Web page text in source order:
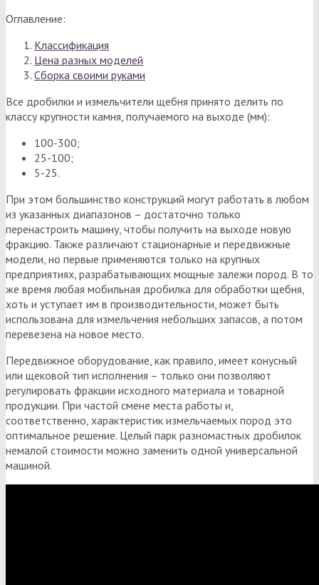
Оглавление:
Классификация
Цена разных моделей
Сборка своими руками
Все дробилки и измельчители щебня принято делить по
классу крупности камня, получаемого на выходе (мм):
100-300;
25-100;
5-25.
При этом большинство конструкций могут работать в любом
из указанных диапазонов – достаточно только
перенастроить машину, чтобы получить на выходе новую
фракцию. Также различают стационарные и передвижные
модели, но первые применяются только на крупных
предприятиях, разрабатывающих мощные залежи пород. В то
же время любая мобильная дробилка для обработки щебня,
хоть и уступает им в производительности, может быть
использована для измельчения небольших запасов, а потом
перевезена на новое место.
Передвижное оборудование, как правило, имеет конусный
или щековой тип исполнения – только они позволяют
регулировать фракции исходного материала и товарной
продукции. При частой смене места работы и,
соответственно, характеристик измельчаемых пород это
оптимальное решение. Целый парк разномастных дробилок
немалой стоимости можно заменить одной универсальной
машиной.